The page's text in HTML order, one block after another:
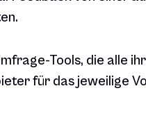
Tools, die alle
für das jeweilige